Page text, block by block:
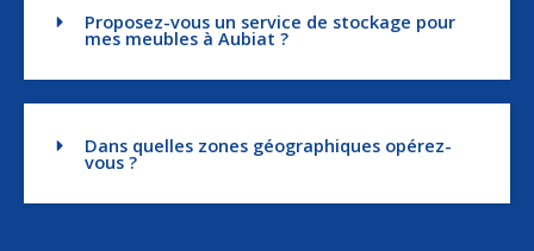
Proposez-vous un service de stockage pour
mes meubles à Aubiat ?
Dans quelles zones géographiques opérez-
vous ?